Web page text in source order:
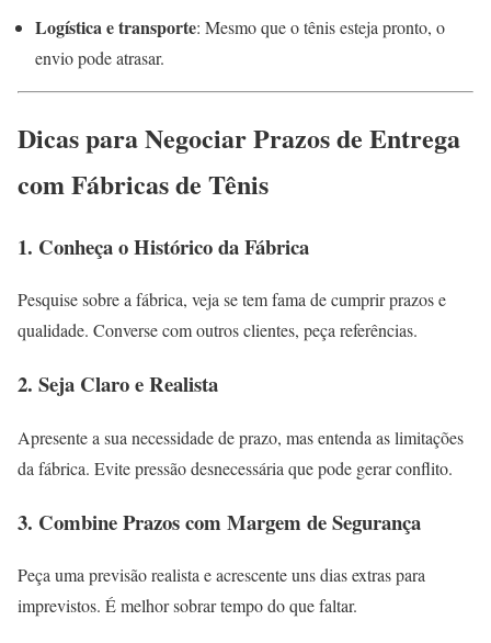
Logística e transporte: Mesmo que o tênis esteja pronto, o
envio pode atrasar.
Dicas para Negociar Prazos de Entrega
com Fábricas de Tênis
1. Conheça o Histórico da Fábrica
Pesquise sobre a fábrica, veja se tem fama de cumprir prazos e
qualidade. Converse com outros clientes, peça referências.
2. Seja Claro e Realista
Apresente a sua necessidade de prazo, mas entenda as limitações
da fábrica. Evite pressão desnecessária que pode gerar conflito.
3. Combine Prazos com Margem de Segurança
Peça uma previsão realista e acrescente uns dias extras para
imprevistos. É melhor sobrar tempo do que faltar.